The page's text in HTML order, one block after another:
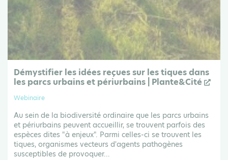
Démystifier les idées reçues sur les tiques dans
les parcs urbains et périurbains | Plante&Cité
Webinaire
Au sein de la biodiversité ordinaire que les parcs urbains
et périurbains peuvent accueillir, se trouvent parfois des
espèces dites "à enjeux". Parmi celles-ci se trouvent les
tiques, organismes vecteurs d'agents pathogènes
susceptibles de provoquer...